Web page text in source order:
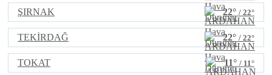
ŞIRNAK 22° / 22°
TEKİRDAĞ 22° / 22°
TOKAT 11° / 11°